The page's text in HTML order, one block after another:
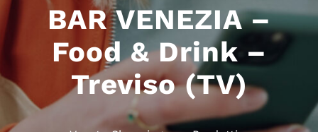
BAR VENEZIA –
Food & Drink –
Treviso (TV)